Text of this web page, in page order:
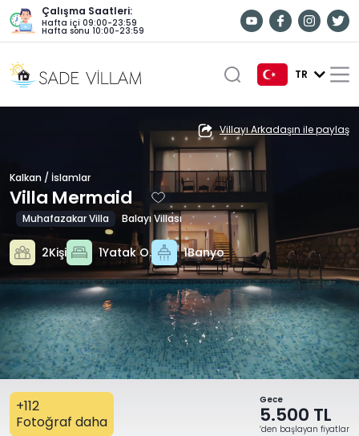
Çalışma Saatleri:
Hafta içi 09:00-23:59
Hafta sonu 10:00-23:59
TR
Villayı Arkadaşın ile paylaş
Kalkan / İslamlar
Villa Mermaid
Muhafazakar Villa Balayı Villası
2Kişi 1Yatak O. 1Banyo
+112
Fotoğraf daha
Gece
5.500 TL
‘den başlayan fiyatlar